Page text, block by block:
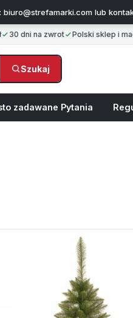
lub
dni na zwrot Polski sklep i
Szukaj
zadawane Pytania